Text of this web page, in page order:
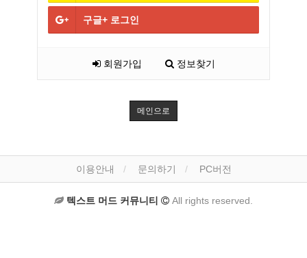
구글+ 로그인
회원가입 정보찾기
메인으로
이용안내 문의하기 PC버전
텍스트 머드 커뮤니티 All rights reserved.